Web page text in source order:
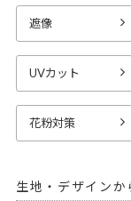
遮像
UVカット
花粉対策
生地・デザインか